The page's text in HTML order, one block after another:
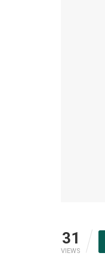
31
VIEWS